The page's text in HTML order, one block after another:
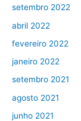
setembro 2022
abril 2022
fevereiro 2022
janeiro 2022
setembro 2021
agosto 2021
junho 2021